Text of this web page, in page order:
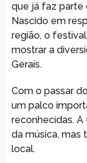
que já faz parte
Nascido em
região, o
mostrar a
Gerais.
Com o passar
um palco
reconhecidas.
da música, mas
local.